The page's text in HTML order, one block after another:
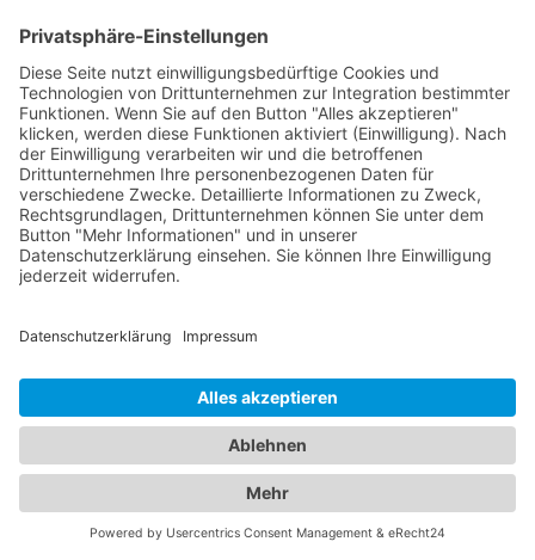
Plattform, um sowohl bei Fahrzeugpannen als
auch bei der Suche nach der perfekten Unterkunft
bestens informiert zu sein. Egal ob Sie geschäftlich
oder privat unterwegs sind, unser Branchenportal
präsentiert Ihnen eine Vielzahl von Hotels in
verschiedenen Preiskategorien und mit
unterschiedlichen Ausstattungen. Erfahren Sie
mehr über Lage, Zimmeroptionen,
Serviceleistungen und Verfügbarkeiten, um das
ideale Hotel Ebensfeld
gemütlichen Bed & Breakfasts - bei uns werden Sie
fündig. Gleichzeitig bieten wir Ihnen umfassende
Informationen zu zuverlässigen
Abschleppdiensten in Ihrer Umgebung. Wenn Sie
eine Fahrzeugpanne haben oder abgeschleppt
werden müssen, können Sie auf unsere Datenbank
vertrauen, die Ihnen eine Liste qualifizierter
Abschleppdienste präsentiert. Informieren Sie sich